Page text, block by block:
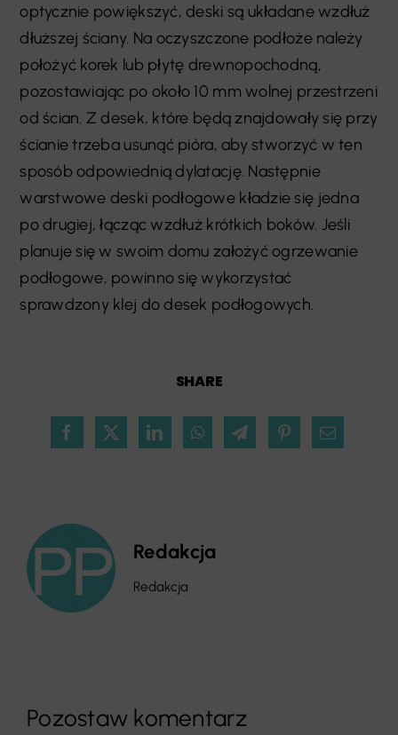
SHARE
optycznie powiększyć, deski są układane wzdłuż
dłuższej ściany. Na oczyszczone podłoże należy
położyć korek lub płytę drewnopochodną,
pozostawiając po około 10 mm wolnej przestrzeni
od ścian. Z desek, które będą znajdowały się przy
ścianie trzeba usunąć pióra, aby stworzyć w ten
sposób odpowiednią dylatację. Następnie
warstwowe deski podłogowe kładzie się jedna
po drugiej, łącząc wzdłuż krótkich boków. Jeśli
planuje się w swoim domu założyć ogrzewanie
podłogowe, powinno się wykorzystać
sprawdzony klej do desek podłogowych.
Redakcja
Redakcja
Pozostaw komentarz